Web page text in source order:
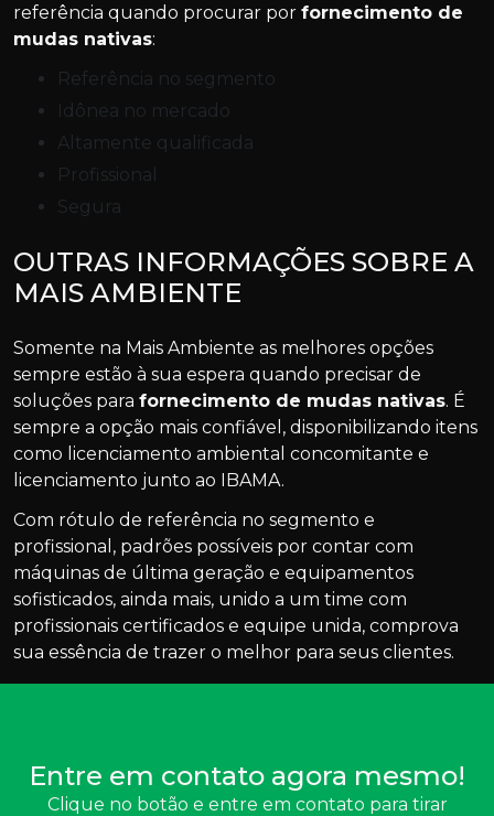
referência quando procurar por fornecimento de
mudas nativas:
referência no segmento
idônea no mercado
altamente qualificada
profissional
segura
OUTRAS INFORMAÇÕES SOBRE A
MAIS AMBIENTE
Somente na Mais Ambiente as melhores opções
sempre estão à sua espera quando precisar de
soluções para fornecimento de mudas nativas. É
sempre a opção mais confiável, disponibilizando itens
como licenciamento ambiental concomitante e
licenciamento junto ao IBAMA.
Com rótulo de referência no segmento e
profissional, padrões possíveis por contar com
máquinas de última geração e equipamentos
sofisticados, ainda mais, unido a um time com
profissionais certificados e equipe unida, comprova
sua essência de trazer o melhor para seus clientes.
Entre em contato agora mesmo!
Clique no botão e entre em contato para tirar